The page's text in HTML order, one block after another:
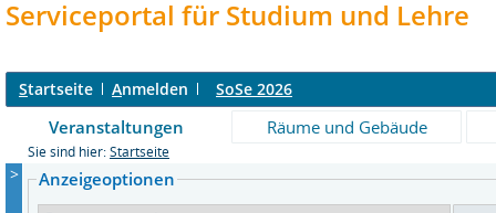
Serviceportal für Studium und Lehre
Startseite Anmelden SoSe 2026
Veranstaltungen Räume und Gebäude
Sie sind hier: Startseite
> Anzeigeoptionen